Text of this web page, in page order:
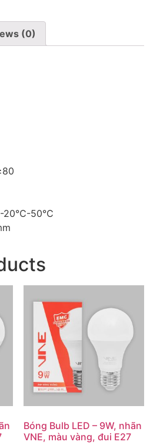
(0)
-20℃-50℃
Bóng Bulb LED – 9W, nhãn
VNE, màu vàng, đui E27